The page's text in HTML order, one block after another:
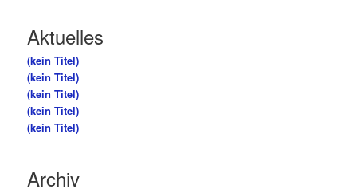
Aktuelles
(kein Titel)
(kein Titel)
(kein Titel)
(kein Titel)
(kein Titel)
Archiv